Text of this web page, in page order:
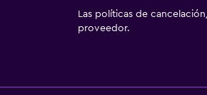
Las políticas de
proveedor.